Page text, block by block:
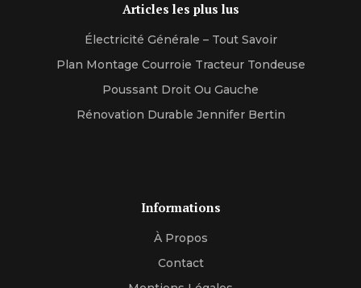
Articles les plus lus
Électricité Générale – Tout Savoir
Plan Montage Courroie Tracteur Tondeuse
Poussant Droit Ou Gauche
Rénovation Durable Jennifer Bertin
Informations
À Propos
Contact